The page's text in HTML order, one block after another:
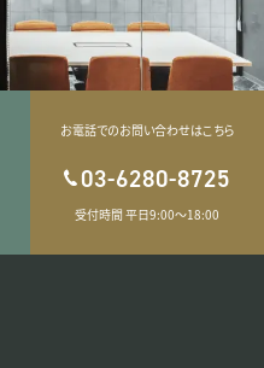
お電話でのお問い合わせはこちら
03-6280-8725
受付時間 平日9:00〜18:00